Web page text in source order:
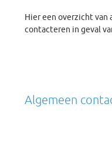
Hier een overzicht van
contacteren in geval
Algemeen